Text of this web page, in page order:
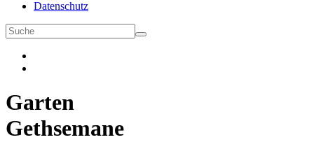
Datenschutz
Garten
Gethse­mane